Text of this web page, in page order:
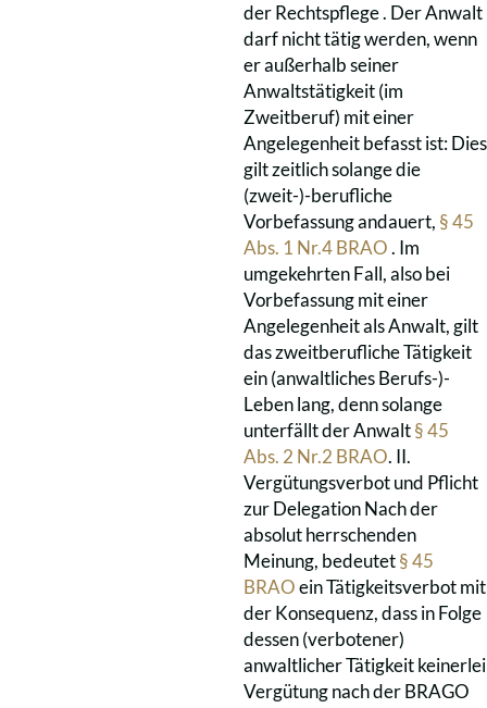
der Rechtspflege . Der Anwalt
darf nicht tätig werden, wenn
er außerhalb seiner
Anwaltstätigkeit (im
Zweitberuf) mit einer
Angelegenheit befasst ist: Dies
gilt zeitlich solange die
(zweit-)-berufliche
Vorbefassung andauert, § 45
Abs. 1 Nr.4 BRAO. Im
umgekehrten Fall, also bei
Vorbefassung mit einer
Angelegenheit als Anwalt, gilt
das zweitberufliche Tätigkeit
ein (anwaltliches Berufs-)-
Leben lang, denn solange
unterfällt der Anwalt§ 45
Abs. 2 Nr.2 BRAO. II.
Vergütungsverbot und Pflicht
zur Delegation Nach der
absolut herrschenden
Meinung, bedeutet§ 45
BRAOein Tätigkeitsverbot mit
der Konsequenz, dass in Folge
dessen (verbotener)
anwaltlicher Tätigkeit keinerlei
Vergütung nach der BRAGO